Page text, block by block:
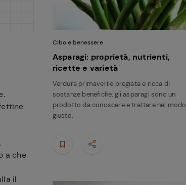
a che
il
Cibo e benessere
Asparagi: proprietà, nutrienti,
ricette e varietà
Verdura primaverile pregiata e ricca di
sostanze benefiche, gli asparagi sono un
prodotto da conoscere e trattare nel modo
giusto.